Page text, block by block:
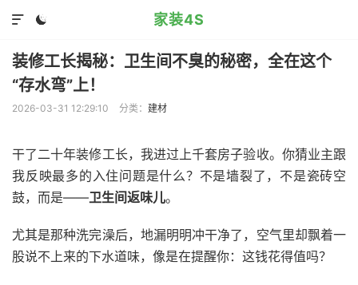
家装4S


装修工长揭秘：卫生间不臭的秘密，全在这个
“存水弯”上！
2026-03-31 12:29:10 分类： 建材
干了二十年装修工长，我进过上千套房子验收。你猜业主跟
我反映最多的入住问题是什么？不是墙裂了，不是瓷砖空
鼓，而是——卫生间返味儿。
尤其是那种洗完澡后，地漏明明冲干净了，空气里却飘着一
股说不上来的下水道味，像是在提醒你：这钱花得值吗？